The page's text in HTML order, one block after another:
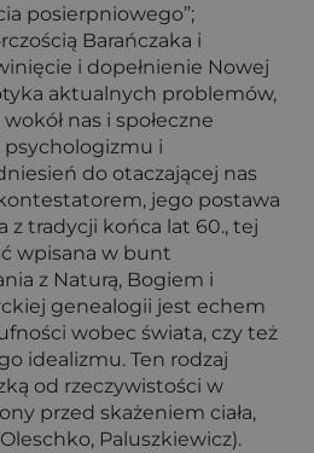
posierpniowego”;
Barańczaka i
i dopełnienie Nowej
aktualnych problemów,
nas i społeczne
psychologizmu i
do otaczającej nas
jego postawa
z tradycji końca lat 60., tej
wpisana w bunt
z Naturą, Bogiem i
genealogii jest echem
wobec świata, czy też
idealizmu. Ten rodzaj
od rzeczywistości w
przed skażeniem ciała,
Paluszkiewicz).